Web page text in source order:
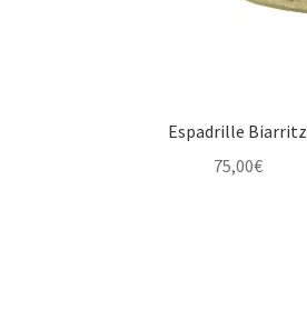
Espadrille Biarritz
75,00€